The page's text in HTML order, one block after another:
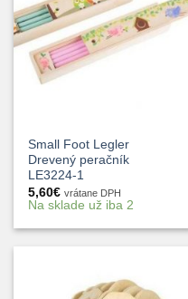
Small Foot Legler
Drevený peračník
LE3224-1
5,60€ vrátane DPH
Na sklade už iba 2